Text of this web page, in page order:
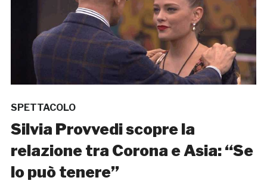
SPETTACOLO
Silvia Provvedi scopre la
relazione tra Corona e Asia: “Se
lo può tenere”